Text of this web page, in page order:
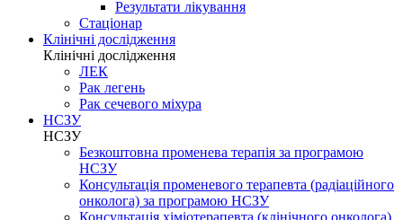
Результати лікування
Стаціонар
Клінічні дослідження
Клінічні дослідження
ЛЕК
Рак легень
Рак сечевого міхура
НСЗУ
НСЗУ
Безкоштовна променева терапія за програмою
НСЗУ
Консультація променевого терапевта (радіаційного
онколога) за програмою НСЗУ
Консультація хіміотерапевта (клінічного онколога)